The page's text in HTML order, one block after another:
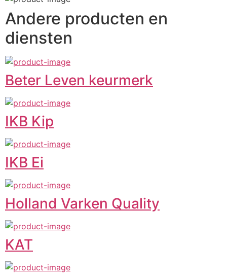
Andere producten en
diensten
Beter Leven keurmerk
IKB Kip
IKB Ei
Holland Varken Quality
KAT